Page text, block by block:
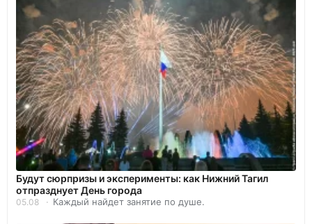
Будут сюрпризы и эксперименты: как Нижний Тагил
отпразднует День города
05.08 Каждый найдет занятие по душе.